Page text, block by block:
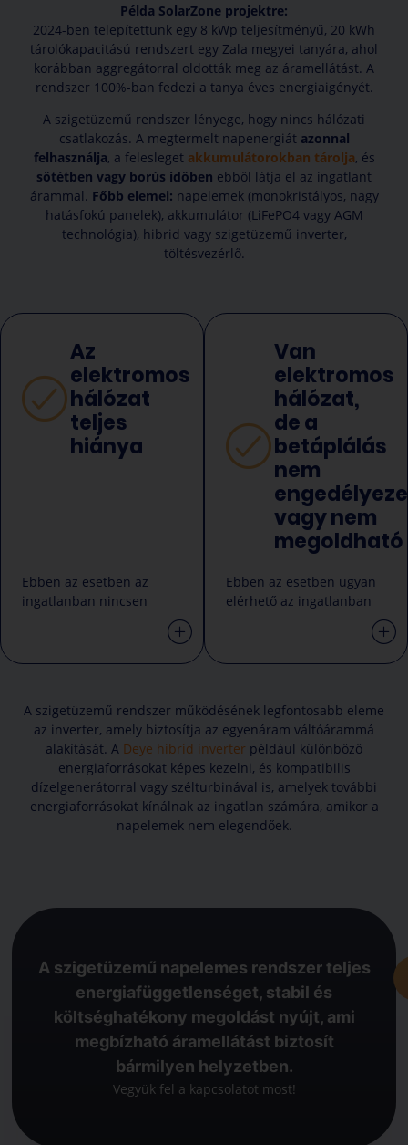
Példa SolarZone projektre:
2024-ben telepítettünk egy 8 kWp teljesítményű, 20 kWh
tárolókapacitású rendszert egy Zala megyei tanyára, ahol
korábban aggregátorral oldották meg az áramellátást. A
rendszer 100%-ban fedezi a tanya éves energiaigényét.
A szigetüzemű rendszer lényege, hogy nincs hálózati
csatlakozás. A megtermelt napenergiát azonnal
felhasználja, a felesleget akkumulátorokban tárolja, és
sötétben vagy borús időben ebből látja el az ingatlant
árammal. Főbb elemei: napelemek (monokristályos, nagy
hatásfokú panelek), akkumulátor (LiFePO4 vagy AGM
technológia), hibrid vagy szigetüzemű inverter,
töltésvezérlő.
Az
elektromos
hálózat
teljes
hiánya
Ebben az esetben az
ingatlanban nincsen
bevezetve az elektromos
Van
elektromos
hálózat,
de a
betáplálás
nem
vagy nem
megoldható
Ebben az esetben ugyan
elérhető az ingatlanban
esetben egy teljesen
önálló áramkört építünk
ki a napelemes rendszer
számára, amelyről
biztosítottak bizonyos
fogyasztók (pl: hűtő,
kamerarendszer, fűtés,
A szigetüzemű rendszer működésének legfontosabb eleme
az inverter, amely biztosítja az egyenáram váltóárammá
alakítását. A Deye hibrid inverter például különböző
energiaforrásokat képes kezelni, és kompatibilis
dízelgenerátorral vagy szélturbinával is, amelyek további
energiaforrásokat kínálnak az ingatlan számára, amikor a
napelemek nem elegendőek.
A szigetüzemű napelemes rendszer teljes
energiafüggetlenséget, stabil és
költséghatékony megoldást nyújt, ami
megbízható áramellátást biztosít
bármilyen helyzetben.
Vegyük fel a kapcsolatot most!